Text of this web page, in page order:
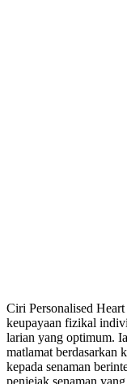
Ciri Personalised
keupayaan fizikal
larian yang optimum.
matlamat berdasarkan
kepada senaman